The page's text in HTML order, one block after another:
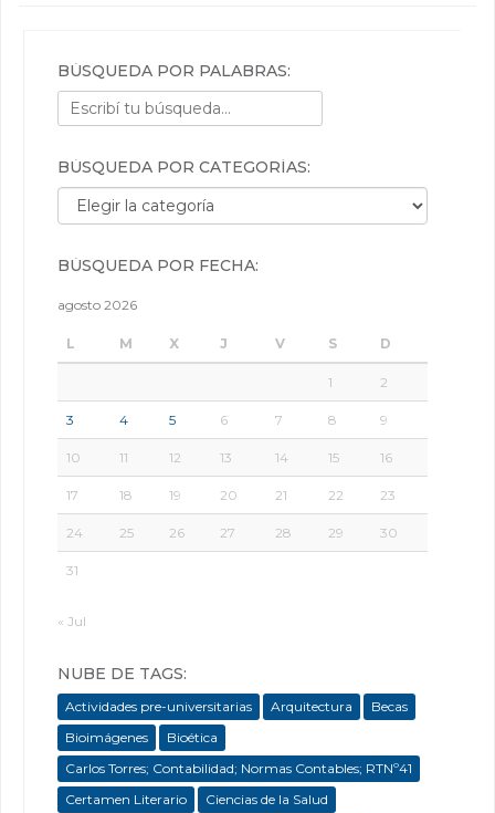
BÚSQUEDA POR PALABRAS:
BÚSQUEDA POR CATEGORÍAS:
Búsqueda por categorías:
BÚSQUEDA POR FECHA:
agosto 2026
L M X J V S D
1 2
3 4 5 6 7 8 9
10 11 12 13 14 15 16
17 18 19 20 21 22 23
24 25 26 27 28 29 30
31
« Jul
NUBE DE TAGS:
Actividades pre-universitarias Arquitectura
Becas
Bioimágenes
Bioética
Carlos Torres; Contabilidad; Normas Contables; RTNº41
Certamen Literario
Ciencias de la Salud